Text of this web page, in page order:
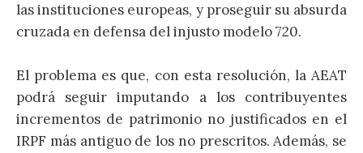
las instituciones europeas, y proseguir su absurda
cruzada en defensa del injusto modelo 720.
El problema es que, con esta resolución, la AEAT
podrá seguir imputando a los contribuyentes
incrementos de patrimonio no justificados en el
IRPF más antiguo de los no prescritos. Además, se